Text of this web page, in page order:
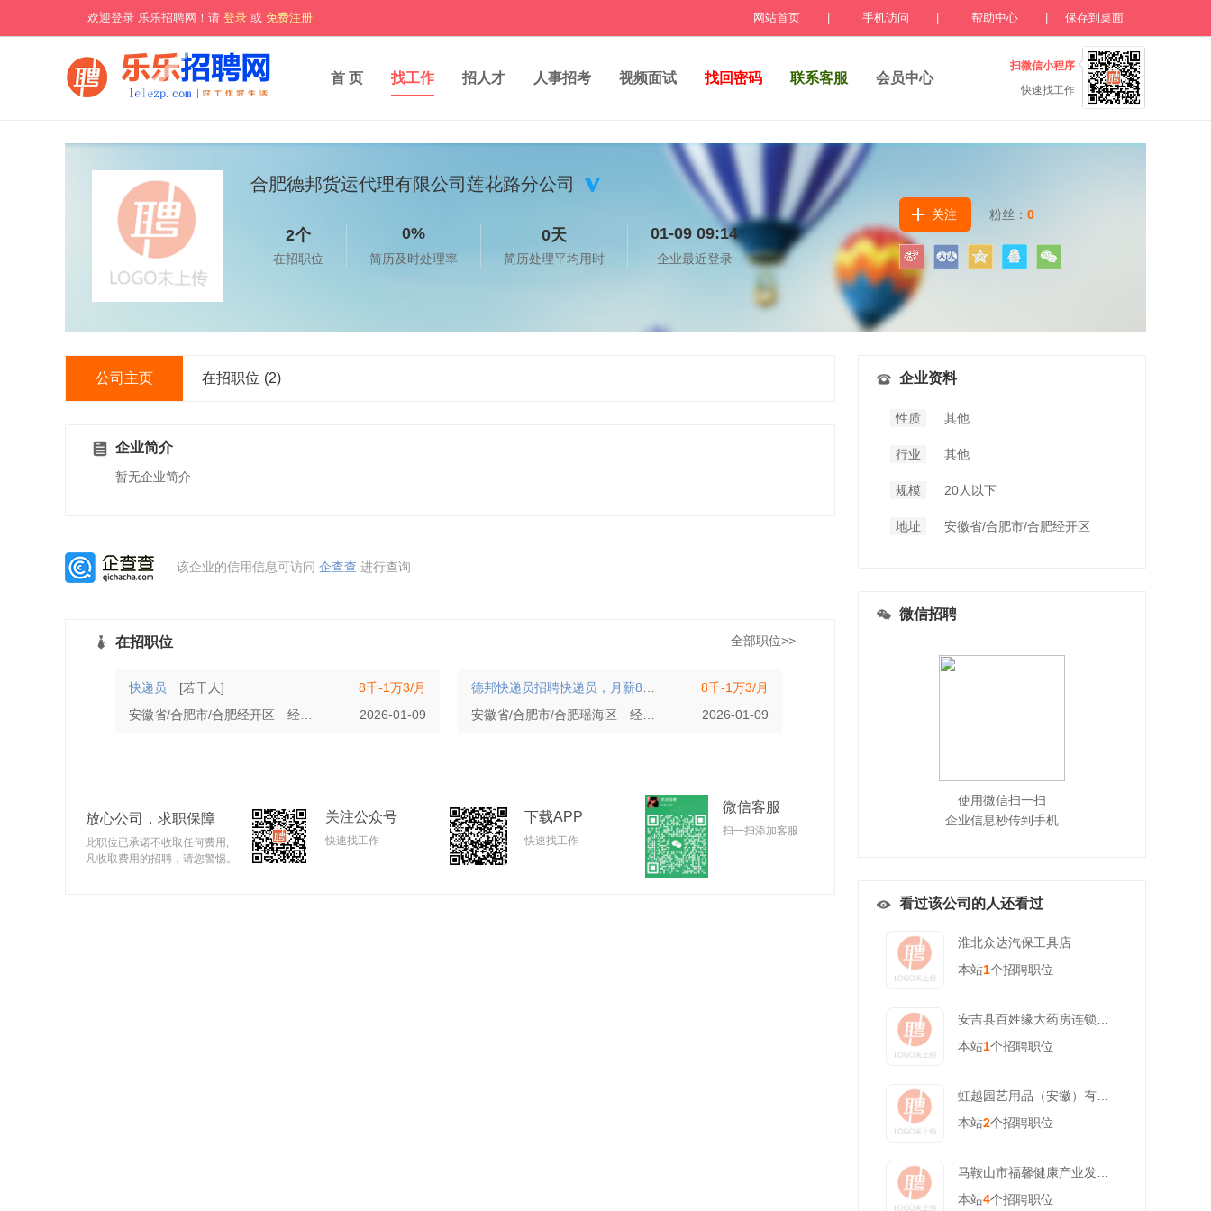
欢迎登录 乐乐招聘网！请 登录 或 免费注册 网站首页 手机访问 帮助中心 保存到桌面
首 页 找工作 招人才 人事招考 视频面试 找回密码 联系客服 会员中心
扫微信小程序
快速找工作
合肥德邦货运代理有限公司莲花路分公司
2个
在招职位
0%
简历及时处理率
0天
简历处理平均用时
01-09 09:14
企业最近登录
关注 粉丝： 0
公司主页 在招职位 (2)
企业简介
暂无企业简介
该企业的信用信息可访问 企查查 进行查询
在招职位 全部职位>>
快递员 [若干人]
8千-1万3/月
安徽省/合肥市/合肥经开区
经验不限 学历不限
2026-01-09
[10人]
8千-1万3/月
安徽省/合肥市/合肥瑶海区
经验不限 初中
2026-01-09
放心公司，求职保障
此职位已承诺不收取任何费用,
凡收取费用的招聘，请您警惕。
关注公众号
快速找工作
下载APP
快速找工作
微信客服
扫一扫添加客服
企业资料
性质 其他
行业 其他
规模 20人以下
地址 安徽省/合肥市/合肥经开区
微信招聘
使用微信扫一扫
企业信息秒传到手机
看过该公司的人还看过
淮北众达汽保工具店
本站1个招聘职位
本站1个招聘职位
本站2个招聘职位
本站4个招聘职位